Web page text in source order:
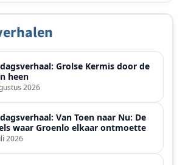
Grolse Kermis door de
heen
2026
Van Toen naar Nu: De
waar Groenlo elkaar ontmoette
2026